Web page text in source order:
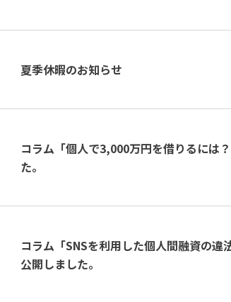
夏季休暇のお知らせ
コラム「個人で3,000万円を借りるには
た。
コラム「SNSを利用した個人間融資の
公開しました。